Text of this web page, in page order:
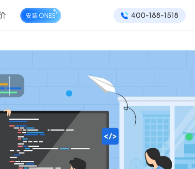
ONES Desk
ONES 资讯
安装 ONES 400-188-1518